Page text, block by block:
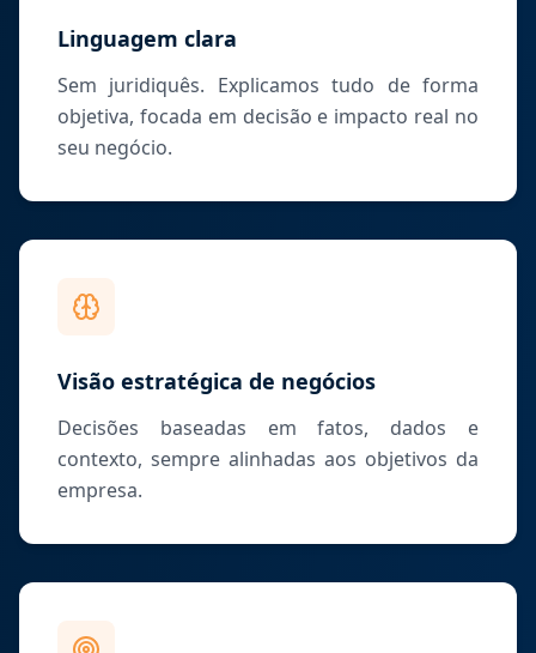
Linguagem clara
Sem juridiquês. Explicamos tudo de forma
objetiva, focada em decisão e impacto real no
seu negócio.
Visão estratégica de negócios
Decisões baseadas em fatos, dados e
contexto, sempre alinhadas aos objetivos da
empresa.